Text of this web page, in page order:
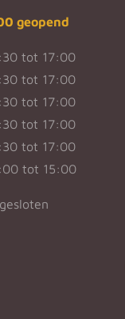
geopend
tot 17:00
tot 17:00
tot 17:00
tot 17:00
tot 17:00
tot 15:00